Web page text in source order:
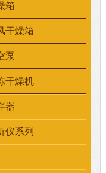
箱
干燥箱
泵
干燥机
器
仪系列